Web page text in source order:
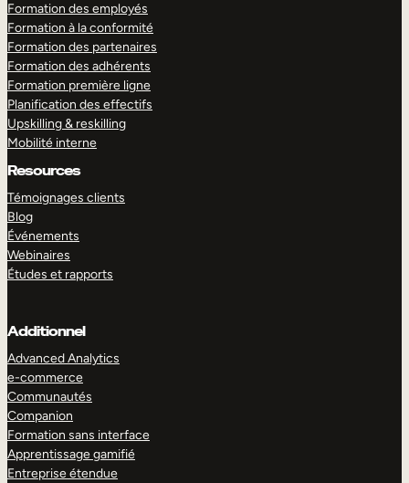
Formation des employés
Formation à la conformité
Formation des partenaires
Formation des adhérents
Formation première ligne
Planification des effectifs
Upskilling & reskilling
Mobilité interne
Resources
Témoignages clients
Blog
Événements
Webinaires
Études et rapports
Additionnel
Advanced Analytics
e-commerce
Communautés
Companion
Formation sans interface
Apprentissage gamifié
Entreprise étendue